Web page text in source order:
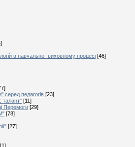
в навчально- виховному процесі [46]
серед педагогів [23]
талант" [11]
Перемоги [29]
[78]
[27]